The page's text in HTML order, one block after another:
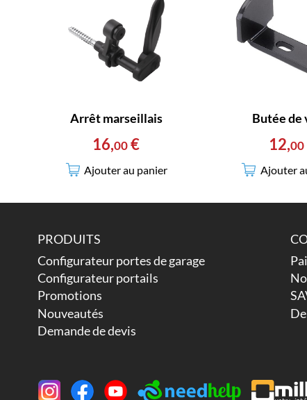
Arrêt marseillais
16,00 €
Ajouter au panier
Butée de
12,00
Ajouter
PRODUITS
Configurateur portes de garage
Configurateur portails
Promotions
Nouveautés
Demande de devis